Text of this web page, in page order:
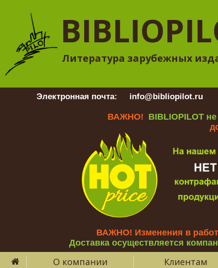
Литература зарубежных
Электронная почта: info@bibliopilot.ru
ВАЖНО! BIBLIOPILOT
ВАЖНО! Изменения в
Доставка осуществляется
О компании Клиентам